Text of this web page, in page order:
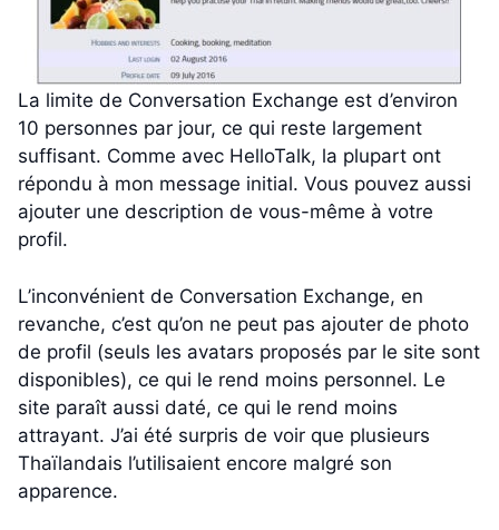
La limite de Conversation Exchange est d’environ
10 personnes par jour, ce qui reste largement
suffisant. Comme avec HelloTalk, la plupart ont
répondu à mon message initial. Vous pouvez aussi
ajouter une description de vous-même à votre
profil.
L’inconvénient de Conversation Exchange, en
revanche, c’est qu’on ne peut pas ajouter de photo
de profil (seuls les avatars proposés par le site sont
disponibles), ce qui le rend moins personnel. Le
site paraît aussi daté, ce qui le rend moins
attrayant. J’ai été surpris de voir que plusieurs
Thaïlandais l’utilisaient encore malgré son
apparence.